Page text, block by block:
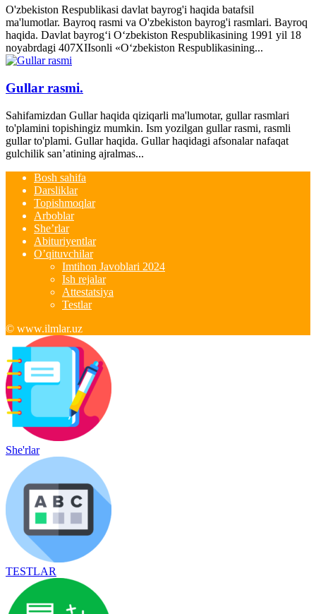
O'zbekiston Respublikasi davlat bayrog'i haqida batafsil
ma'lumotlar. Bayroq rasmi va O'zbekiston bayrog'i rasmlari. Bayroq
haqida. Davlat bayrog‘i O‘zbekiston Respublikasining 1991 yil 18
noyabrdagi 407­XII­sonli «O‘zbekiston Respublikasining...
Gullar rasmi.
Sahifamizdan Gullar haqida qiziqarli ma'lumotar, gullar rasmlari
to'plamini topishingiz mumkin. Ism yozilgan gullar rasmi, rasmli
gullar to'plami. Gullar haqida. Gullar haqidagi afsonalar nafaqat
gulchilik san’atining ajralmas...
Bosh sahifa
Darsliklar
Topishmoqlar
Arboblar
She’rlar
Abituriyentlar
O’qituvchilar
Imtihon Javoblari 2024
Ish rejalar
Attestatsiya
Testlar
© www.ilmlar.uz
She'rlar
TESTLAR